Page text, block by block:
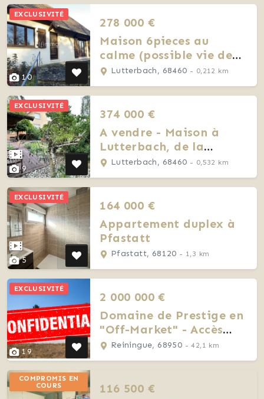
10
EXCLUSIVITÉ
278 000 €
Maison 6pieces au
calme (possible vie de
plein pied) sur sept ares
Lutterbach, 68460 - 0,212 km
9
EXCLUSIVITÉ
374 000 €
A vendre - Maison à
Lutterbach, de la
verdure et de la
tranquillité
Lutterbach, 68460 - 0,532 km
5
EXCLUSIVITÉ
164 000 €
Appartement duplex à
Pfastatt
Pfastatt, 68120 - 1,3 km
19
EXCLUSIVITÉ
2 000 000 €
Domaine de Prestige en
"Off-Market" - Accès
Confidentiel
Reiningue, 68950 - 42,1 km
COMPROMIS EN
COURS
116 500 €